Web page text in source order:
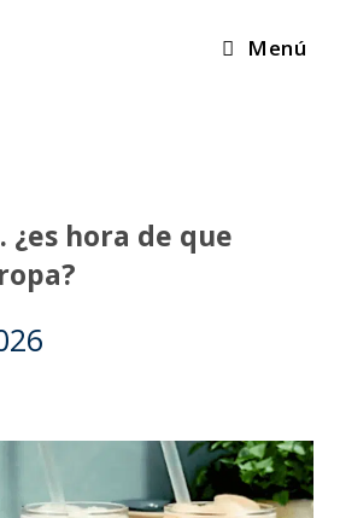
Menú
hora de que